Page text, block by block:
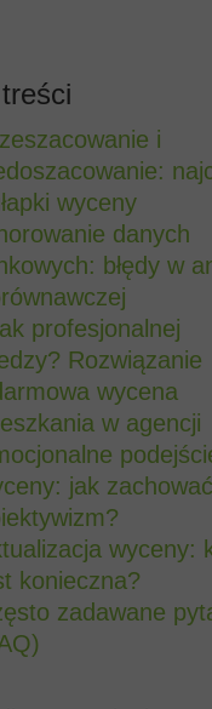
i
wyceny
danych
błędy w
profesjonalnej
Rozwiązanie
wycena
w agencji
jak zachować
wyceny:
konieczna?
zadawane